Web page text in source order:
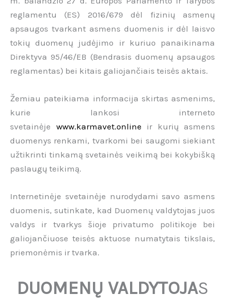
reglamentu (ES) 2016/679 dėl fizinių asmenų
apsaugos tvarkant asmens duomenis ir dėl laisvo
tokių duomenų judėjimo ir kuriuo panaikinama
Direktyva 95/46/EB (Bendrasis duomenų apsaugos
reglamentas) bei kitais galiojančiais teisės aktais.
Žemiau pateikiama informacija skirtas asmenims,
kurie lankosi interneto
svetainėje www.karmavet.online ir kurių asmens
duomenys renkami, tvarkomi bei saugomi siekiant
užtikrinti tinkamą svetainės veikimą bei kokybišką
paslaugų teikimą.
Internetinėje svetainėje nurodydami savo asmens
duomenis, sutinkate, kad Duomenų valdytojas juos
valdys ir tvarkys šioje privatumo politikoje bei
galiojančiuose teisės aktuose numatytais tikslais,
priemonėmis ir tvarka.
DUOMENŲ VALDYTOJAS